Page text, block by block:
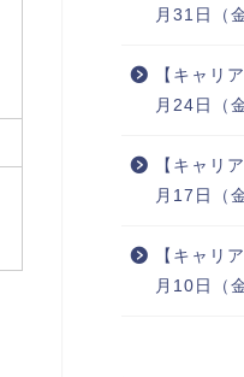
月31日（
【キャリ
月24日（
【キャリ
月17日（
【キャリ
月10日（